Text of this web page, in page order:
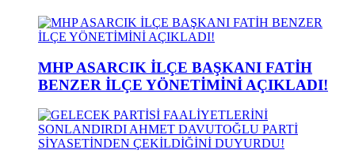
MHP ASARCIK İLÇE BAŞKANI FATİH
BENZER İLÇE YÖNETİMİNİ AÇIKLADI!